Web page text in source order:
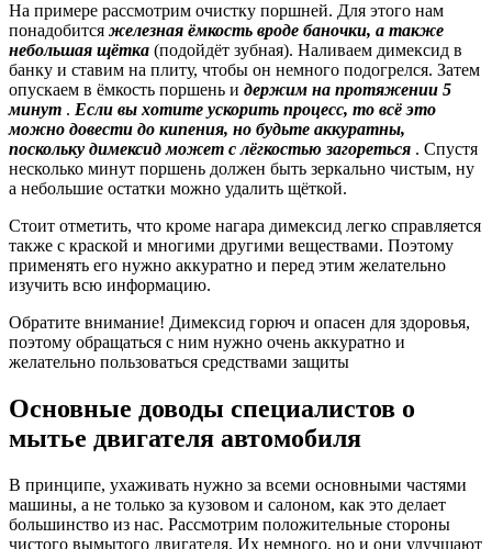
На примере рассмотрим очистку поршней. Для этого нам
понадобится железная ёмкость вроде баночки, а также
небольшая щётка (подойдёт зубная). Наливаем димексид в
банку и ставим на плиту, чтобы он немного подогрелся. Затем
опускаем в ёмкость поршень и держим на протяжении 5
минут . Если вы хотите ускорить процесс, то всё это
можно довести до кипения, но будьте аккуратны,
поскольку димексид может с лёгкостью загореться . Спустя
несколько минут поршень должен быть зеркально чистым, ну
а небольшие остатки можно удалить щёткой.
Стоит отметить, что кроме нагара димексид легко справляется
также с краской и многими другими веществами. Поэтому
применять его нужно аккуратно и перед этим желательно
изучить всю информацию.
Обратите внимание! Димексид горюч и опасен для здоровья,
поэтому обращаться с ним нужно очень аккуратно и
желательно пользоваться средствами защиты
Основные доводы специалистов о
мытье двигателя автомобиля
В принципе, ухаживать нужно за всеми основными частями
машины, а не только за кузовом и салоном, как это делает
большинство из нас. Рассмотрим положительные стороны
чистого вымытого двигателя. Их немного, но и они улучшают